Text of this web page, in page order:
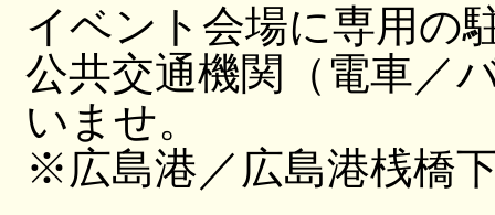
イベント会場に専用の
公共交通機関（電車／
いませ。
※広島港／広島港桟橋